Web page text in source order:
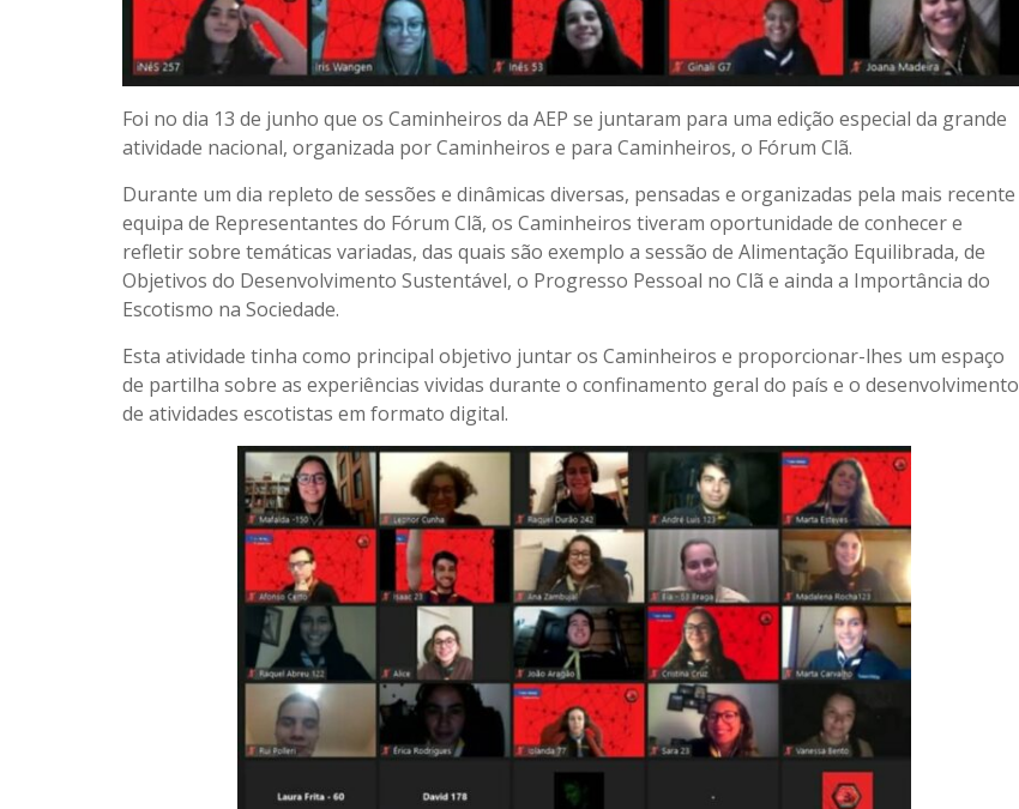
Foi no dia 13 de junho que os Caminheiros da AEP se juntaram para uma edição especial da grande
atividade nacional, organizada por Caminheiros e para Caminheiros, o Fórum Clã.
Durante um dia repleto de sessões e dinâmicas diversas, pensadas e organizadas pela mais recente
equipa de Representantes do Fórum Clã, os Caminheiros tiveram oportunidade de conhecer e
refletir sobre temáticas variadas, das quais são exemplo a sessão de Alimentação Equilibrada, de
Objetivos do Desenvolvimento Sustentável, o Progresso Pessoal no Clã e ainda a Importância do
Escotismo na Sociedade.
Esta atividade tinha como principal objetivo juntar os Caminheiros e proporcionar-lhes um espaço
de partilha sobre as experiências vividas durante o confinamento geral do país e o desenvolvimento
de atividades escotistas em formato digital.